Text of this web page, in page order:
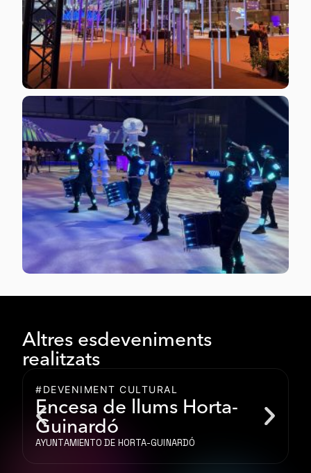
Altres esdeveniments
realitzats
#DEVENIMENT CULTURAL
Encesa de llums Horta-
Guinardó
AYUNTAMIENTO DE HORTA-GUINARDÓ